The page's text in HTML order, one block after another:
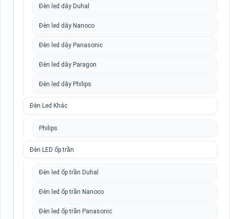
Đèn led dây Duhal
Đèn led dây Nanoco
Đèn led dây Panasonic
Đèn led dây Paragon
Đèn led dây Philips
Đèn Led Khác
Philips
Đèn LED ốp trần
Đèn led ốp trần Duhal
Đèn led ốp trần Nanoco
Đèn led ốp trần Panasonic